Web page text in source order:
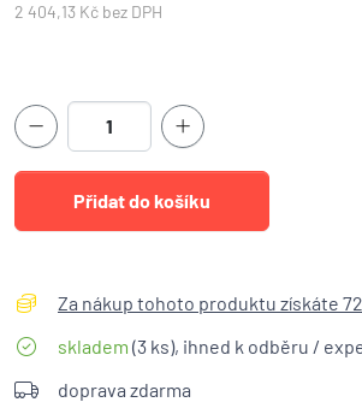
2 404,13 Kč bez DPH
Za nákup tohoto produktu získáte 72
skladem (3 ks), ihned k odběru /
doprava zdarma